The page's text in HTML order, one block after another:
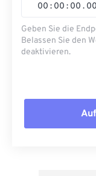
00 : 00 : 00 . 00
Geben Sie die
Belassen Sie den
deaktivieren.